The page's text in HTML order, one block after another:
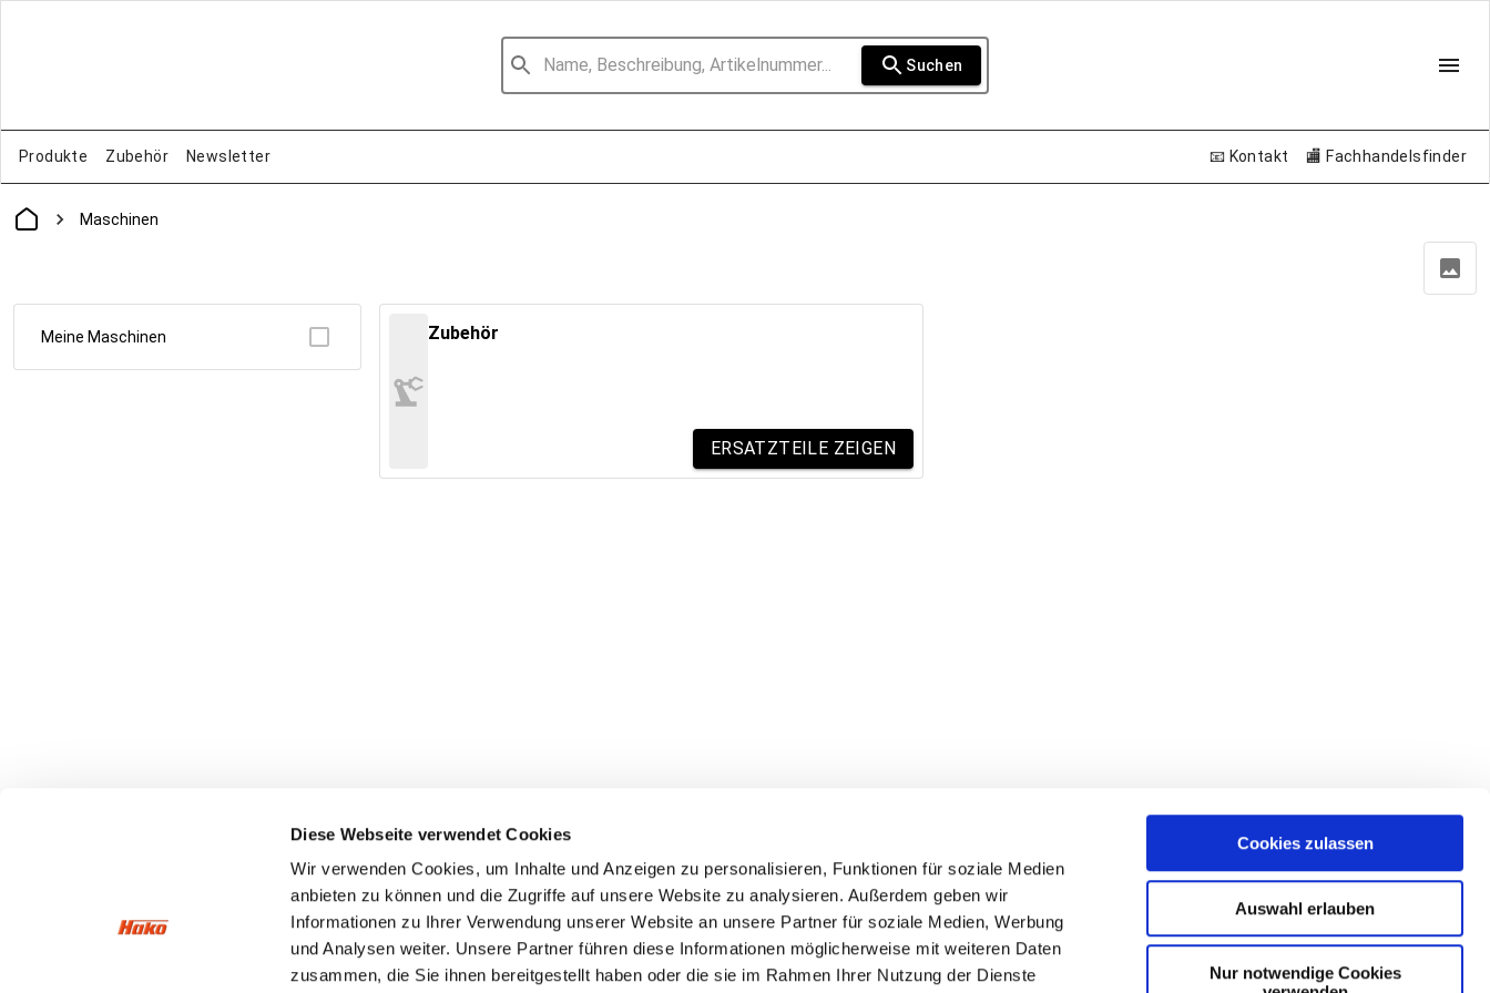
Diese Webseite verwendet Cookies
Wir verwenden Cookies, um Inhalte und Anzeigen zu personalisieren, Funktionen für soziale Medien
anbieten zu können und die Zugriffe auf unsere Website zu analysieren. Außerdem geben wir
Informationen zu Ihrer Verwendung unserer Website an unsere Partner für soziale Medien, Werbung
und Analysen weiter. Unsere Partner führen diese Informationen möglicherweise mit weiteren Daten
zusammen, die Sie ihnen bereitgestellt haben oder die sie im Rahmen Ihrer Nutzung der Dienste
Cookies zulassen
Auswahl erlauben
Nur notwendige Cookies
Suchen
Produkte Zubehör Newsletter 📧 Kontakt 🏬 Fachhandelsfinder
Maschinen
Meine Maschinen Zubehör
ERSATZTEILE ZEIGEN